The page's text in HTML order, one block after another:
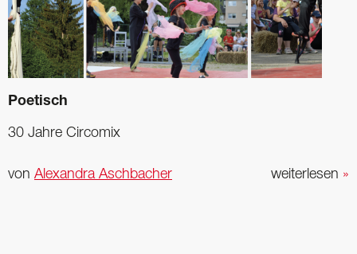
Poetisch
30 Jahre Circomix
weiterlesen »
von Alexandra Aschbacher